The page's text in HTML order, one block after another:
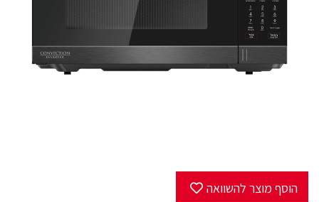
הוסף מוצר להשוואה